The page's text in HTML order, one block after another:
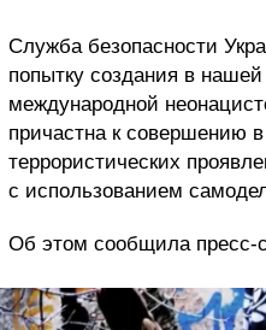
Служба безопасности
попытку создания в нашей
международной
причастна к совершению
террористических
с использованием
Об этом сообщила пресс-